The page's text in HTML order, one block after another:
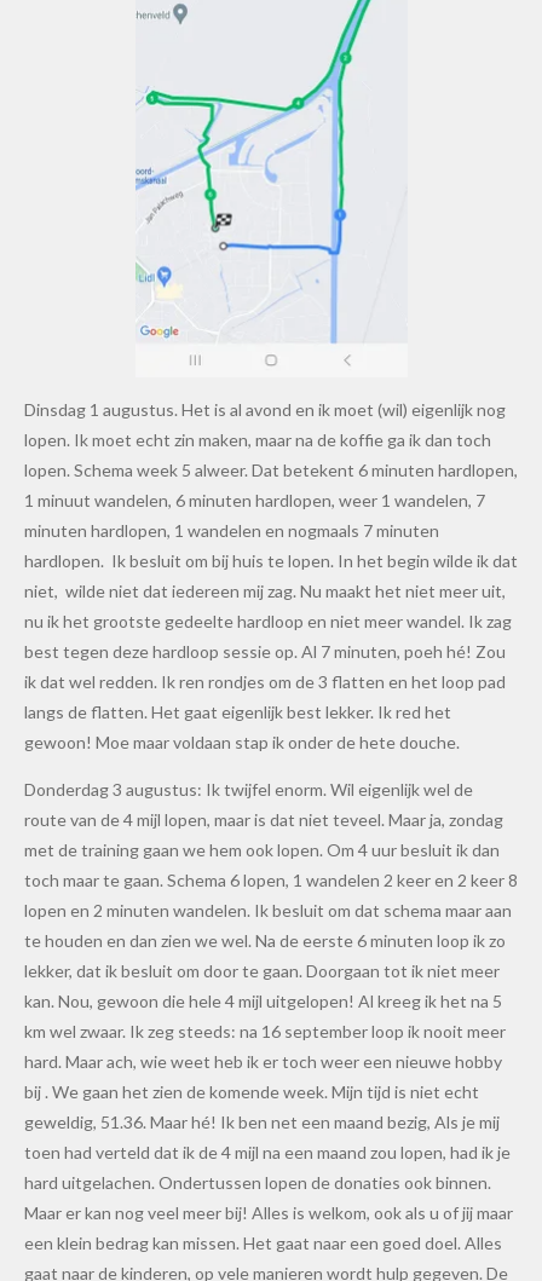
Dinsdag 1 augustus. Het is al avond en ik moet (wil) eigenlijk nog
lopen. Ik moet echt zin maken, maar na de koffie ga ik dan toch
lopen. Schema week 5 alweer. Dat betekent 6 minuten hardlopen,
1 minuut wandelen, 6 minuten hardlopen, weer 1 wandelen, 7
minuten hardlopen, 1 wandelen en nogmaals 7 minuten
hardlopen. Ik besluit om bij huis te lopen. In het begin wilde ik dat
niet, wilde niet dat iedereen mij zag. Nu maakt het niet meer uit,
nu ik het grootste gedeelte hardloop en niet meer wandel. Ik zag
best tegen deze hardloop sessie op. Al 7 minuten, poeh hé! Zou
ik dat wel redden. Ik ren rondjes om de 3 flatten en het loop pad
langs de flatten. Het gaat eigenlijk best lekker. Ik red het
gewoon! Moe maar voldaan stap ik onder de hete douche.
Donderdag 3 augustus: Ik twijfel enorm. Wil eigenlijk wel de
route van de 4 mijl lopen, maar is dat niet teveel. Maar ja, zondag
met de training gaan we hem ook lopen. Om 4 uur besluit ik dan
toch maar te gaan. Schema 6 lopen, 1 wandelen 2 keer en 2 keer 8
lopen en 2 minuten wandelen. Ik besluit om dat schema maar aan
te houden en dan zien we wel. Na de eerste 6 minuten loop ik zo
lekker, dat ik besluit om door te gaan. Doorgaan tot ik niet meer
kan. Nou, gewoon die hele 4 mijl uitgelopen! Al kreeg ik het na 5
km wel zwaar. Ik zeg steeds: na 16 september loop ik nooit meer
hard. Maar ach, wie weet heb ik er toch weer een nieuwe hobby
bij . We gaan het zien de komende week. Mijn tijd is niet echt
geweldig, 51.36. Maar hé! Ik ben net een maand bezig, Als je mij
toen had verteld dat ik de 4 mijl na een maand zou lopen, had ik je
hard uitgelachen. Ondertussen lopen de donaties ook binnen.
Maar er kan nog veel meer bij! Alles is welkom, ook als u of jij maar
een klein bedrag kan missen. Het gaat naar een goed doel. Alles
gaat naar de kinderen, op vele manieren wordt hulp gegeven. De